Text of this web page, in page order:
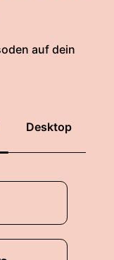
auf dein
Desktop